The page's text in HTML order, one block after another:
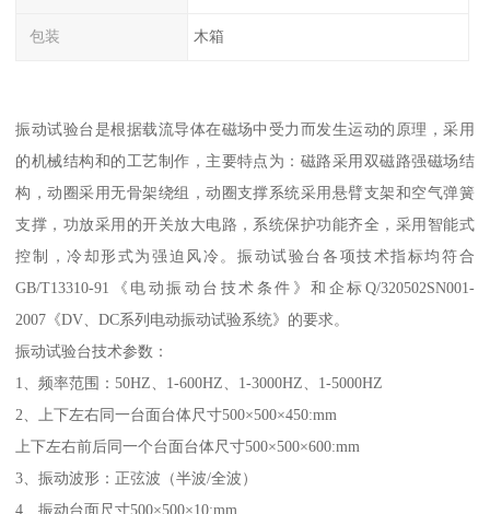
包装 木箱
振动试验台是根据载流导体在磁场中受力而发生运动的原理，采用
的机械结构和的工艺制作，主要特点为：磁路采用双磁路强磁场结
构，动圈采用无骨架绕组，动圈支撑系统采用悬臂支架和空气弹簧
支撑，功放采用的开关放大电路，系统保护功能齐全，采用智能式
控制，冷却形式为强迫风冷。振动试验台各项技术指标均符合
GB/T13310-91《电动振动台技术条件》和企标Q/320502SN001-
2007《DV、DC系列电动振动试验系统》的要求。
振动试验台技术参数：
1、频率范围：50HZ、1-600HZ、1-3000HZ、1-5000HZ
2、上下左右同一台面台体尺寸500×500×450:mm
上下左右前后同一个台面台体尺寸500×500×600:mm
3、振动波形：正弦波（半波/全波）
4、振动台面尺寸500×500×10:mm